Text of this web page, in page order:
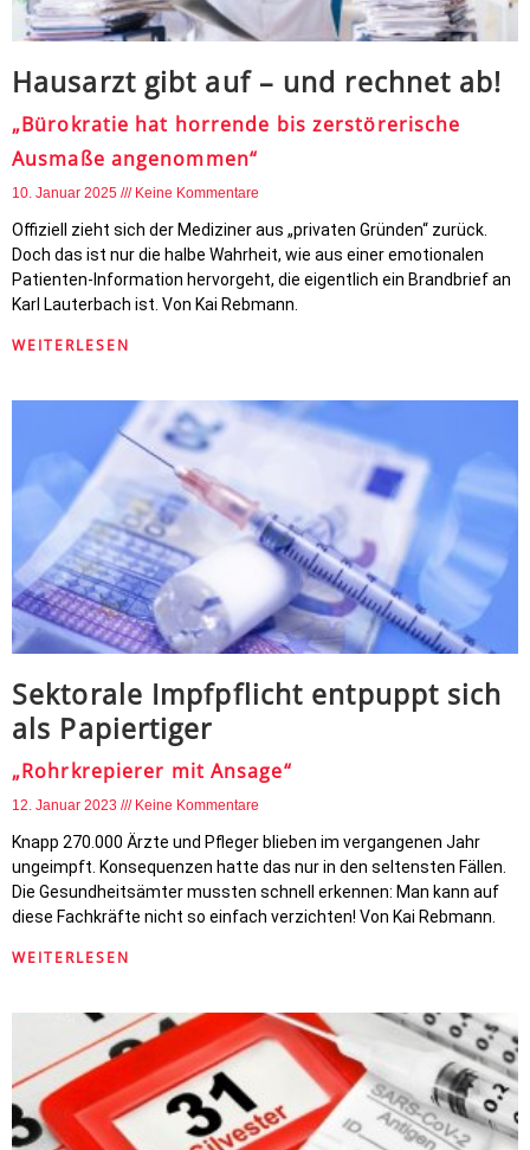
Hausarzt gibt auf – und rechnet ab!
„Bürokratie hat horrende bis zerstörerische
Ausmaße angenommen“
10. Januar 2025 Keine Kommentare
Offiziell zieht sich der Mediziner aus „privaten Gründen“ zurück.
Doch das ist nur die halbe Wahrheit, wie aus einer emotionalen
Patienten-Information hervorgeht, die eigentlich ein Brandbrief an
Karl Lauterbach ist. Von Kai Rebmann.
WEITERLESEN
Sektorale Impfpflicht entpuppt sich
als Papiertiger
„Rohrkrepierer mit Ansage“
12. Januar 2023 Keine Kommentare
Knapp 270.000 Ärzte und Pfleger blieben im vergangenen Jahr
ungeimpft. Konsequenzen hatte das nur in den seltensten Fällen.
Die Gesundheitsämter mussten schnell erkennen: Man kann auf
diese Fachkräfte nicht so einfach verzichten! Von Kai Rebmann.
WEITERLESEN